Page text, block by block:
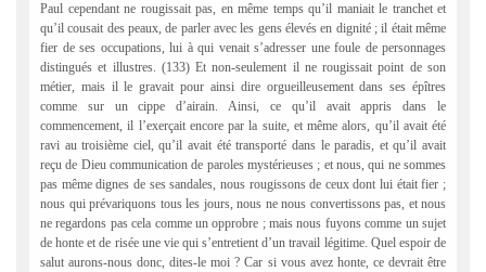
Paul cependant ne rougissait pas, en même temps qu’il maniait le tranchet et
qu’il cousait des peaux, de parler avec les gens élevés en dignité ; il était même
fier de ses occupations, lui à qui venait s’adresser une foule de personnages
distingués et illustres. (133) Et non-seulement il ne rougissait point de son
métier, mais il le gravait pour ainsi dire orgueilleusement dans ses épîtres
comme sur un cippe d’airain. Ainsi, ce qu’il avait appris dans le
commencement, il l’exerçait encore par la suite, et même alors, qu’il avait été
ravi au troisième ciel, qu’il avait été transporté dans le paradis, et qu’il avait
reçu de Dieu communication de paroles mystérieuses ; et nous, qui ne sommes
pas même dignes de ses sandales, nous rougissons de ceux dont lui était fier ;
nous qui prévariquons tous les jours, nous ne nous convertissons pas, et nous
ne regardons pas cela comme un opprobre ; mais nous fuyons comme un sujet
de honte et de risée une vie qui s’entretient d’un travail légitime. Quel espoir de
salut aurons-nous donc, dites-le moi ? Car si vous avez honte, ce devrait être